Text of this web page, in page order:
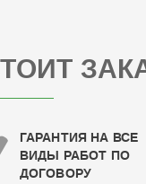
ГАРАНТИЯ НА ВСЕ
ВИДЫ РАБОТ ПО
ДОГОВОРУ